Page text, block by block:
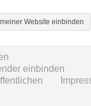
Website einbinden
einbinden